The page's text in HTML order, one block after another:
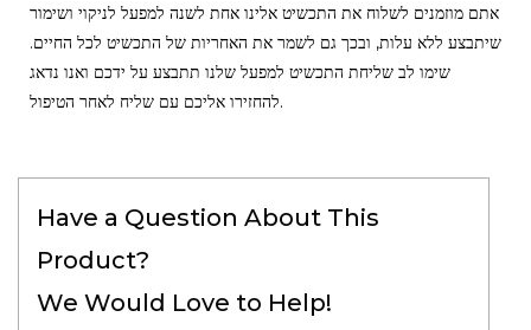
אתם מוזמנים לשלוח את התכשיט אלינו אחת לשנה למפעל לניקוי ושימור
שיתבצע ללא עלות, ובכך גם לשמר את האחריות של התכשיט לכל החיים.
שימו לב שליחת התכשיט למפעל שלנו תתבצע על ידכם ואנו נדאג
להחזירו אליכם עם שליח לאחר הטיפול.
Have a Question About This
Product?
We Would Love to Help!